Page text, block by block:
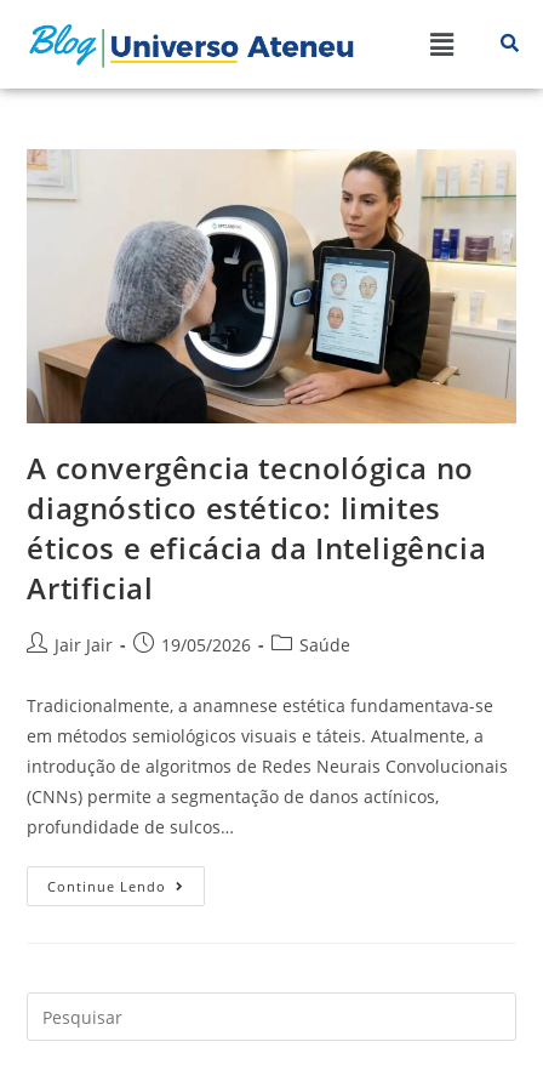
A convergência tecnológica no
diagnóstico estético: limites
éticos e eficácia da Inteligência
Artificial
Jair Jair 19/05/2026 Saúde
Tradicionalmente, a anamnese estética fundamentava-se
em métodos semiológicos visuais e táteis. Atualmente, a
introdução de algoritmos de Redes Neurais Convolucionais
(CNNs) permite a segmentação de danos actínicos,
profundidade de sulcos…
Continue Lendo